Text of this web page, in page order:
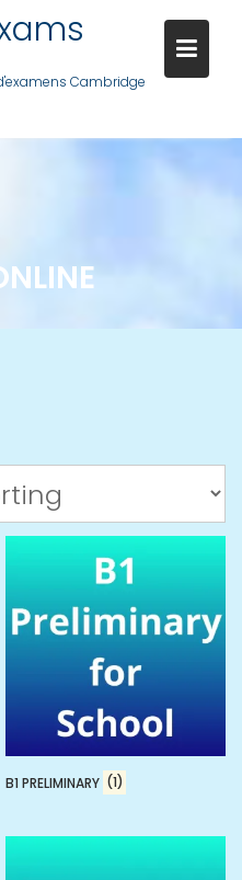
Cambridge
B1 PRELIMINARY (1)